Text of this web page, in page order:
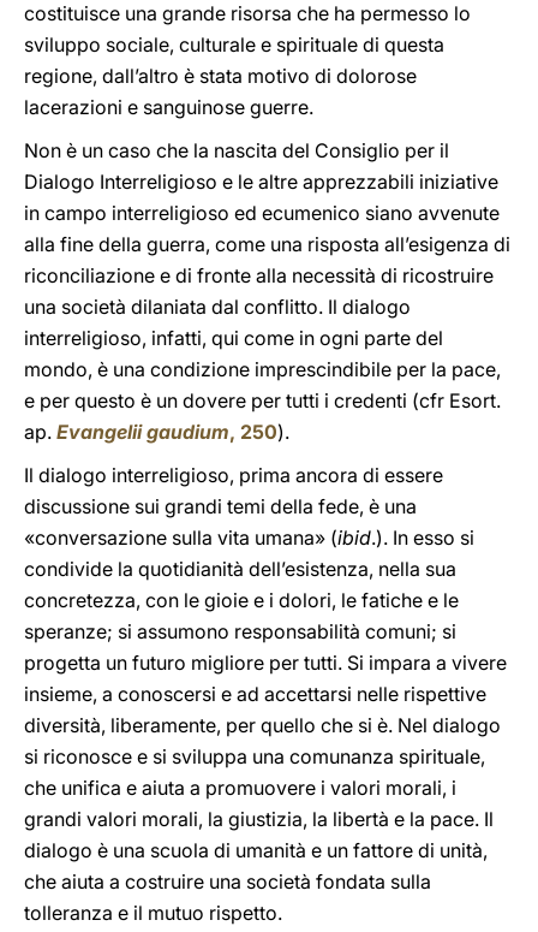
costituisce una grande risorsa che ha permesso lo
sviluppo sociale, culturale e spirituale di questa
regione, dall’altro è stata motivo di dolorose
lacerazioni e sanguinose guerre.
Non è un caso che la nascita del Consiglio per il
Dialogo Interreligioso e le altre apprezzabili iniziative
in campo interreligioso ed ecumenico siano avvenute
alla fine della guerra, come una risposta all’esigenza di
riconciliazione e di fronte alla necessità di ricostruire
una società dilaniata dal conflitto. Il dialogo
interreligioso, infatti, qui come in ogni parte del
mondo, è una condizione imprescindibile per la pace,
e per questo è un dovere per tutti i credenti (cfr Esort.
ap. Evangelii gaudium, 250).
Il dialogo interreligioso, prima ancora di essere
discussione sui grandi temi della fede, è una
«conversazione sulla vita umana» (ibid.). In esso si
condivide la quotidianità dell’esistenza, nella sua
concretezza, con le gioie e i dolori, le fatiche e le
speranze; si assumono responsabilità comuni; si
progetta un futuro migliore per tutti. Si impara a vivere
insieme, a conoscersi e ad accettarsi nelle rispettive
diversità, liberamente, per quello che si è. Nel dialogo
si riconosce e si sviluppa una comunanza spirituale,
che unifica e aiuta a promuovere i valori morali, i
grandi valori morali, la giustizia, la libertà e la pace. Il
dialogo è una scuola di umanità e un fattore di unità,
che aiuta a costruire una società fondata sulla
tolleranza e il mutuo rispetto.